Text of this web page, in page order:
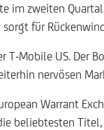
zweiten
für
Mobile US. Der
nervösen
Warrant
beliebtesten